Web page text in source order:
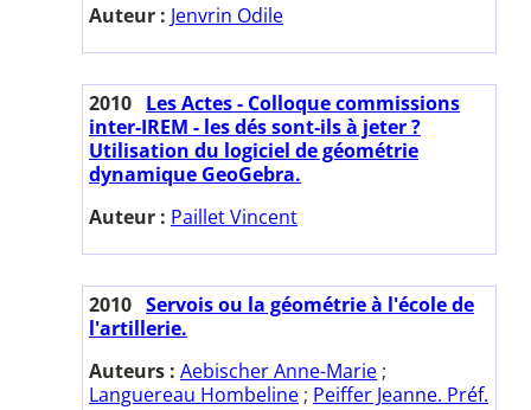
Auteur : Jenvrin Odile
2010 Les Actes - Colloque commissions
inter-IREM - les dés sont-ils à jeter ?
Utilisation du logiciel de géométrie
dynamique GeoGebra.
Auteur : Paillet Vincent
2010 Servois ou la géométrie à l'école de
l'artillerie.
Auteurs : Aebischer Anne-Marie ;
Languereau Hombeline ; Peiffer Jeanne. Préf.